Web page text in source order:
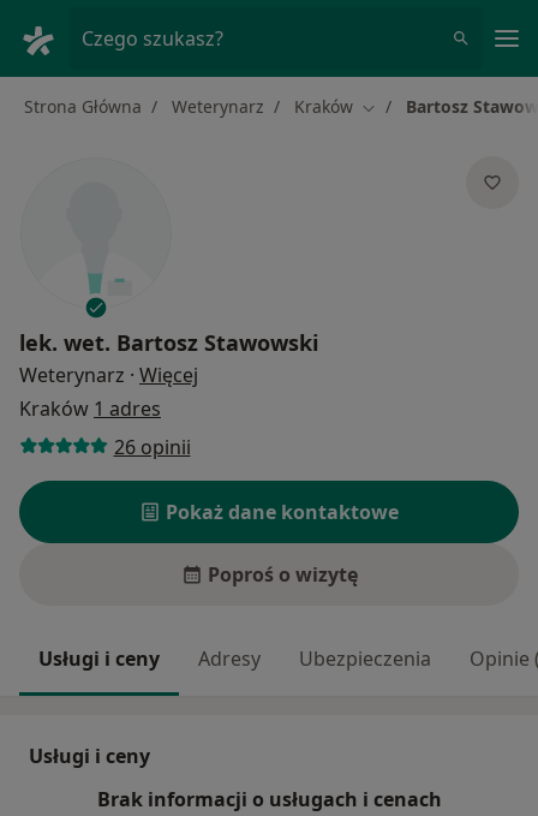
Czego szukasz?
Strona Główna Weterynarz Kraków Zmień miasto
Bartosz
lek. wet. Bartosz Stawowski
Weterynarz · Więcej
Kraków 1 adres
26 opinii
Pokaż dane kontaktowe
Poproś o wizytę
Usługi i ceny Adresy Ubezpieczenia Opinie
Usługi i ceny
Brak informacji o usługach i cenach